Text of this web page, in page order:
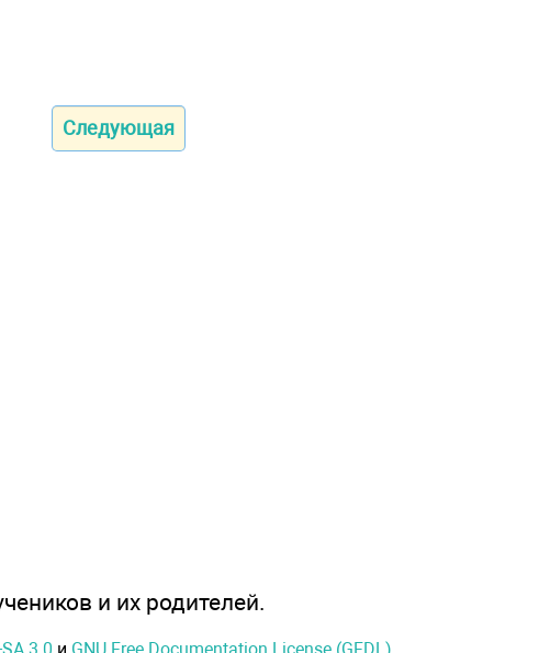
Следующая
и их родителей.